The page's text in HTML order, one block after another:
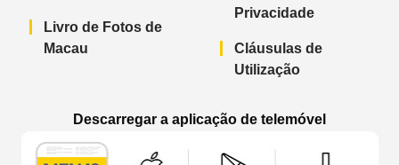
Livro de Fotos de
Macau
Privacidade
Cláusulas de
Utilização
Descarregar a aplicação de telemóvel